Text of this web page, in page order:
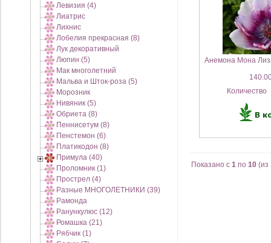
Левизия (4)
Лиатрис
Лихнис
Лобелия прекрасная (8)
Лук декоративный
Люпин (5)
Мак многолетний
Мальва и Шток-роза (5)
Морозник
Нивяник (5)
Обриета (8)
Пеннисетум (8)
Пенстемон (6)
Платикодон (8)
Примула (40)
Проломник (1)
Прострел (4)
Разные МНОГОЛЕТНИКИ (39)
Рамонда
Ранункулюс (12)
Ромашка (21)
Рябчик (1)
Анемона Мона
Количество
Показано с 1 по 10 (из